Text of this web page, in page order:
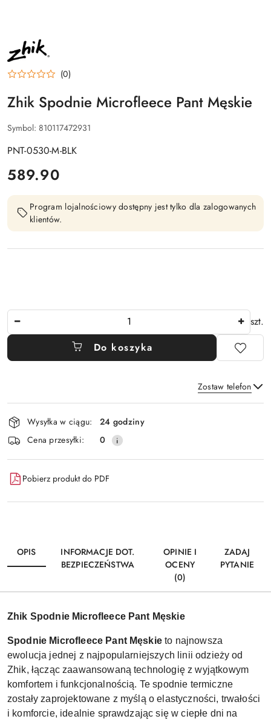
NAZWA
PRODUCENTA:
ZHIK
(0)
Zhik Spodnie Microfleece Pant Męskie
Symbol: 810117472931
PNT-0530-M-BLK
cena:
589.90
Program lojalnościowy dostępny jest tylko dla zalogowanych
klientów.
szt.
Do koszyka
Zostaw telefon
Wyślij
Dostępność
i
dostawa
Wysyłka w ciągu:
24 godziny
Cena przesyłki:
0
Pobierz produkt do PDF
OPIS
INFORMACJE DOT.
BEZPIECZEŃSTWA
OPINIE I
OCENY
(0)
ZADAJ
PYTANIE
Zhik Spodnie Microfleece Pant Męskie
Spodnie Microfleece Pant Męskieto najnowsza
ewolucja jednej z najpopularniejszych linii odzieży od
Zhik, łącząc zaawansowaną technologię z wyjątkowym
komfortem i funkcjonalnością. Te spodnie termiczne
zostały zaprojektowane z myślą o elastyczności, trwałości
i komforcie, idealnie sprawdzając się w ciepłe dni na